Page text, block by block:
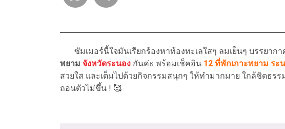
ซัมเมอร์นี้ใจมันเรียกร้องหาท้องทะเลใสๆ ลมเย็นๆ บรรยาก
พยาม จังหวัดระนอง กันค่ะ พร้อมเช็คอิน 12 ที่พักเกาะพยาม ระ
สวยใส และเต็มไปด้วยกิจกรรมสนุกๆ ให้ทำมากมาย ใกล้ชิดธร
ถอนตัวไม่ขึ้น ! 🥰